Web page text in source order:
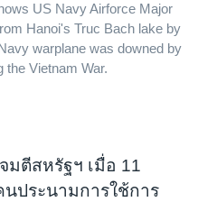
US Navy Airforce Major
Hanoi's Truc Bach lake by
warplane was downed by
the Vietnam War.
มตีสหรัฐฯ เมื่อ 11
ประนามการใช้การ